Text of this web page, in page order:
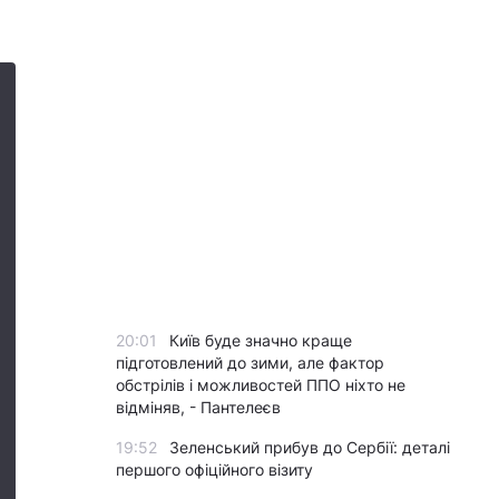
20:01
Київ буде значно краще
підготовлений до зими, але фактор
обстрілів і можливостей ППО ніхто не
відміняв, - Пантелеєв
19:52
Зеленський прибув до Сербії: деталі
першого офіційного візиту